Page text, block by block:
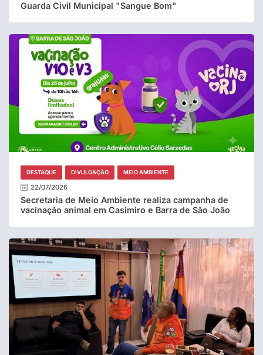
Guarda Civil Municipal "Sangue Bom"
DESTAQUE DIVULGAÇÃO MEIO AMBIENTE
22/07/2026
Secretaria de Meio Ambiente realiza campanha de
vacinação animal em Casimiro e Barra de São João